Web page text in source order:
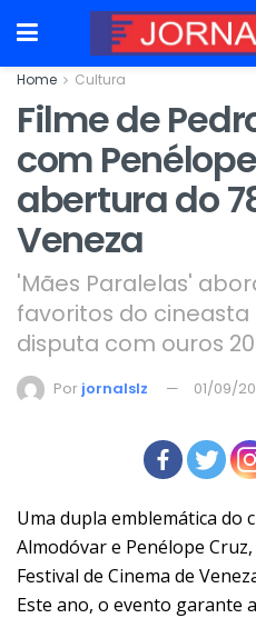
Home Cultura
Filme de
com
abertura do
Veneza
'Mães Paralelas'
favoritos do
disputa com ouros
Por jornalslz 01/09/
Uma dupla emblemática do
Almodóvar e Penélope
Festival de Cinema de
Este ano, o evento garante